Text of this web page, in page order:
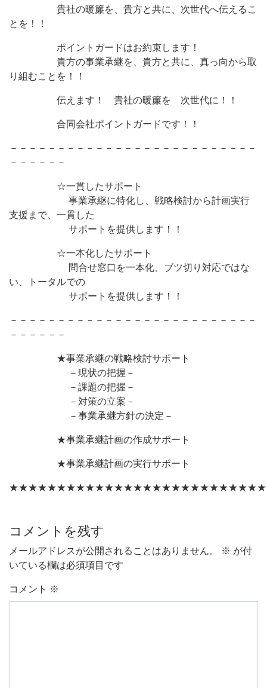
貴社の暖簾を、貴方と共に、次世代へ伝えるこ
とを！！
ポイントガードはお約束します！
貴方の事業承継を、貴方と共に、真っ向から取
り組むことを！！
伝えます！ 貴社の暖簾を 次世代に！！
合同会社ポイントガードです！！
－－－－－－－－－－－－－－－－－－－－－－－－－－
－－－－－－
☆一貫したサポート
事業承継に特化し、戦略検討から計画実行
支援まで、一貫した
サポートを提供します！！
☆一本化したサポート
問合せ窓口を一本化、ブツ切り対応ではな
い、トータルでの
サポートを提供します！！
－－－－－－－－－－－－－－－－－－－－－－－－－－
－－－－－－
★事業承継の戦略検討サポート
－現状の把握－
－課題の把握－
－対策の立案－
－事業承継方針の決定－
★事業承継計画の作成サポート
★事業承継計画の実行サポート
コメントを残す
メールアドレスが公開されることはありません。 ※ が付
いている欄は必須項目です
コメント ※